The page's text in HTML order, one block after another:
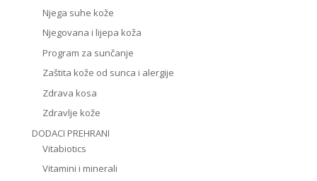
Njega suhe kože
Njegovana i lijepa koža
Program za sunčanje
Zaštita kože od sunca i alergije
Zdrava kosa
Zdravlje kože
DODACI PREHRANI
Vitabiotics
Vitamini i minerali